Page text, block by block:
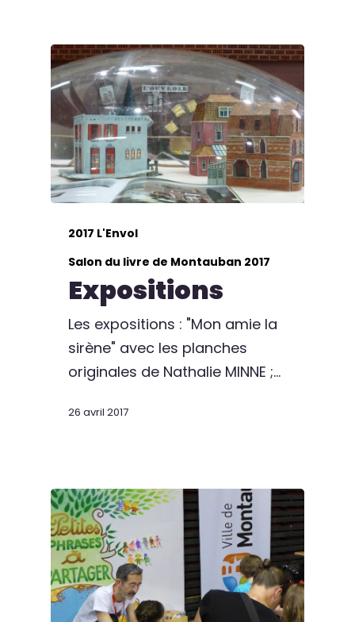
2017 L'Envol
Salon du livre de Montauban 2017
Expositions
Les expositions : "Mon amie la
sirène" avec les planches
originales de Nathalie MINNE ;…
26 avril 2017